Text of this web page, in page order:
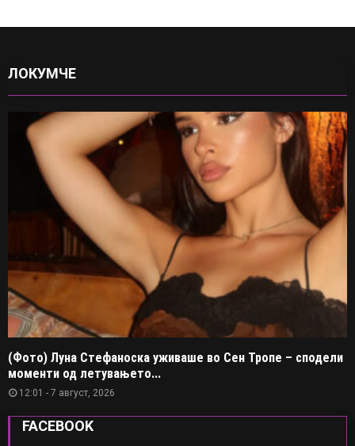
ЛОКУМЧЕ
(Фото) Луна Стефаноска уживаше во Сен Тропе – сподели
моменти од летувањето...
12:01 - 7 август, 2026
FACEBOOK